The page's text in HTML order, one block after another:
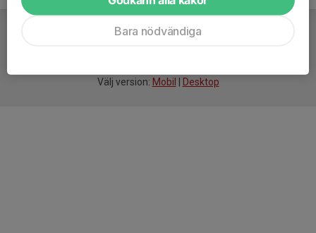
Välj version: Mobil Desktop
Bara nödvändiga